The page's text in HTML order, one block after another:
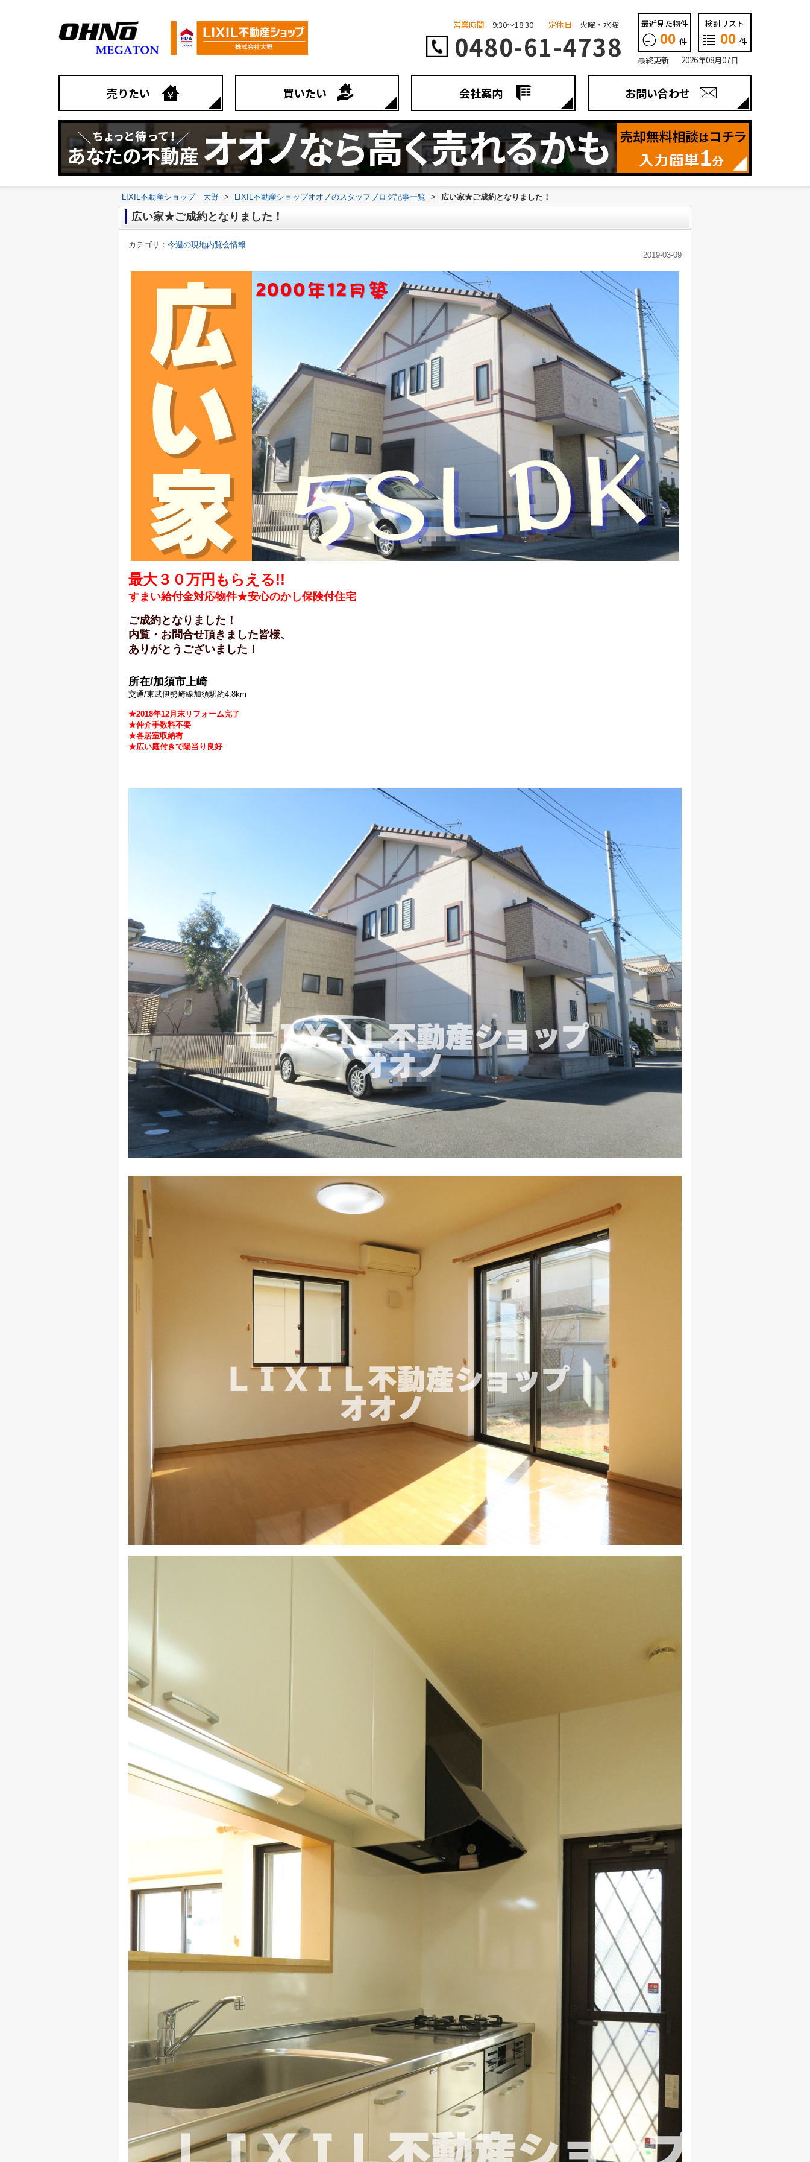
営業時間 9:30～18:30 定休日 火曜・水曜
0480-61-4738
最近見た物件
00 件
検討リスト
00 件
最終更新 2026年08月07日
売りたい 買いたい 会社案内 お問い合わせ
LIXIL不動産ショップ 大野 > LIXIL不動産ショップオオノのスタッフブログ記事一覧 > 広い家★ご成約となりました！
広い家★ご成約となりました！
カテゴリ： 今週の現地内覧会情報
2019-03-09
最大３０万円もらえる!!
すまい給付金対応物件★安心のかし保険付住宅
ご成約となりました！
内覧・お問合せ頂きました皆様、
ありがとうございました！
所在/加須市上崎
交通/東武伊勢崎線加須駅約4.8km
★2018年12月末リフォーム完了
★仲介手数料不要
★各居室収納有
★広い庭付きで陽当り良好